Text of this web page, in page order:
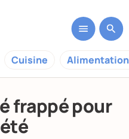
Cuisine
frappé pour